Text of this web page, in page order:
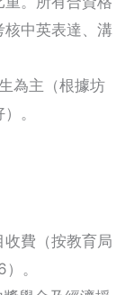
核中英表達、溝
為主（根據坊
。
收費（按教育局
。